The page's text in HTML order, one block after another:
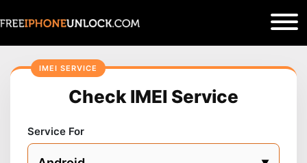
Check IMEI Service
Service For